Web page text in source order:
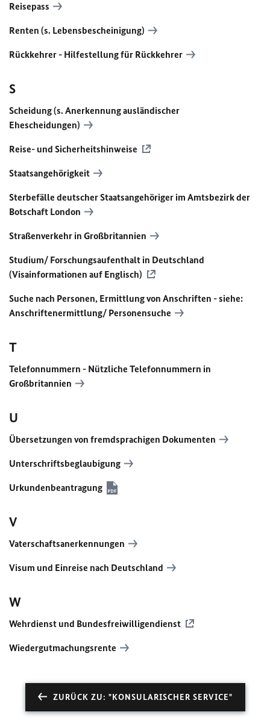
Reisepass
Renten (s. Lebensbescheinigung)
Rückkehrer - Hilfestellung für Rückkehrer
S
Scheidung (s. Anerkennung ausländischer
Ehescheidungen)
Reise- und Sicherheitshinweise
Staatsangehörigkeit
Sterbefälle deutscher Staatsangehöriger im Amtsbezirk der
Botschaft London
Straßenverkehr in Großbritannien
Studium/ Forschungsaufenthalt in Deutschland
(Visainformationen auf Englisch)
Suche nach Personen, Ermittlung von Anschriften - siehe:
Anschriftenermittlung/ Personensuche
T
Telefonnummern - Nützliche Telefonnummern in
Großbritannien
U
Übersetzungen von fremdsprachigen Dokumenten
Unterschriftsbeglaubigung
Urkundenbeantragung
V
Vaterschaftsanerkennungen
Visum und Einreise nach Deutschland
W
Wehrdienst und Bundesfreiwilligendienst
Wiedergutmachungsrente
ZURÜCK ZU: "KONSULARISCHER SERVICE"